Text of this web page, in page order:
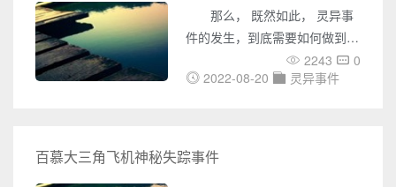
面，它的内容极为丰富，涉及面
广，为您带来了无数神秘之旅。
在奇闻网上，您可以了解各种国
内外UFO事件的报道，包括
道，包括鬼魂附身、异象出现等
那么， 既然如此， 灵异事
件的发生，到底需要如何做到，
不灵异事件的发生，又会如何产
生。 现在，解决灵异事件的问
把我们引入最美好的社会，使我
们认识各个时代的伟大智者。这
2243
0
2022-08-20
灵异事件
百慕大三角飞机神秘失踪事件